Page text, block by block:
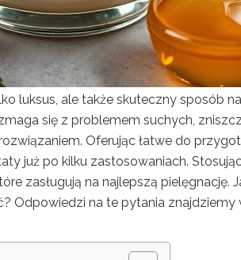
luksus, ale także skuteczny sposób
się z problemem suchych,
Oferując łatwe do
już po kilku zastosowaniach.
zasługują na najlepszą pielęgnację.
Odpowiedzi na te pytania